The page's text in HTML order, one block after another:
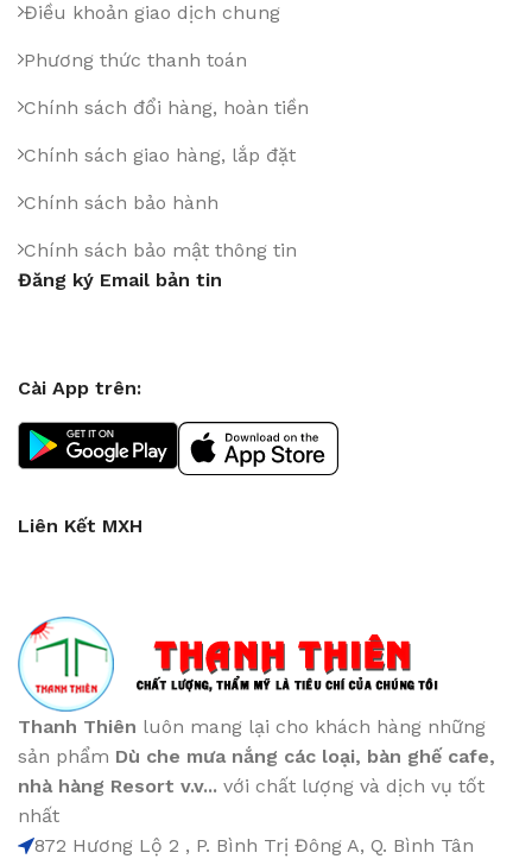
Điều khoản giao dịch chung
Phương thức thanh toán
Chính sách đổi hàng, hoàn tiền
Chính sách giao hàng, lắp đặt
Chính sách bảo hành
Chính sách bảo mật thông tin
Đăng ký Email bản tin
Cài App trên:
Liên Kết MXH
Thanh Thiên luôn mang lại cho khách hàng những
sản phẩm Dù che mưa nắng các loại, bàn ghế cafe,
nhà hàng Resort v.v... với chất lượng và dịch vụ tốt
nhất
872 Hương Lộ 2 , P. Bình Trị Đông A, Q. Bình Tân